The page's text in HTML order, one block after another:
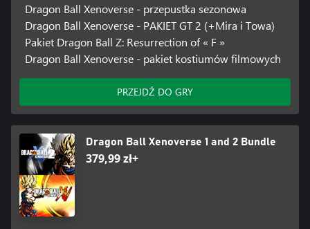
Dragon Ball Xenoverse - przepustka sezonowa
Dragon Ball Xenoverse - PAKIET GT 2 (+Mira i Towa)
Pakiet Dragon Ball Z: Resurrection of « F »
Dragon Ball Xenoverse - pakiet kostiumów filmowych
PRZEJDŹ DO GRY
Dragon Ball Xenoverse 1 and 2 Bundle
379,99 zł+